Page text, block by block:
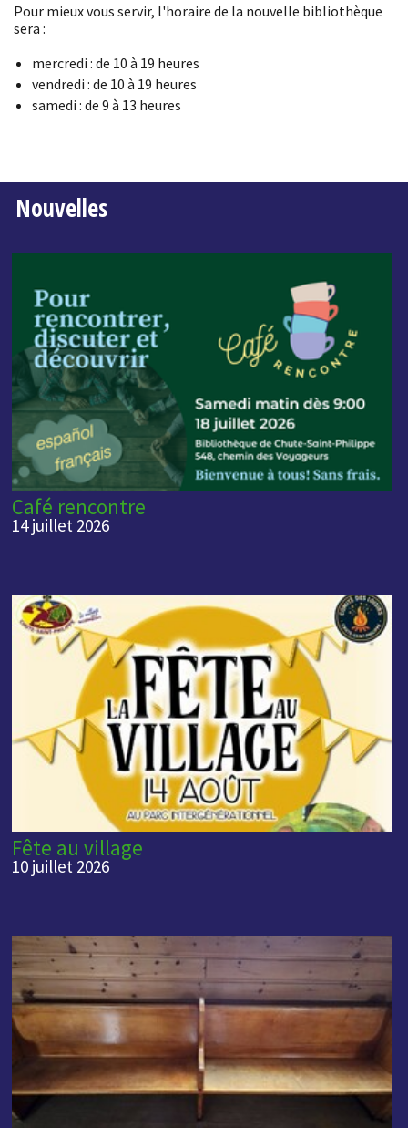
Pour mieux vous servir, l'horaire de la nouvelle bibliothèque
sera :
mercredi : de 10 à 19 heures
vendredi : de 10 à 19 heures
samedi : de 9 à 13 heures
Nouvelles
Café rencontre
14 juillet 2026
Fête au village
10 juillet 2026